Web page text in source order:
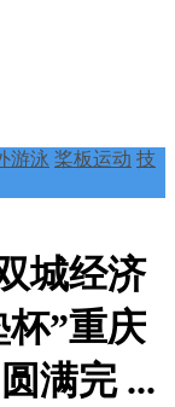
游泳 桨板运动 技
城经济
杯”重庆
满完 ...